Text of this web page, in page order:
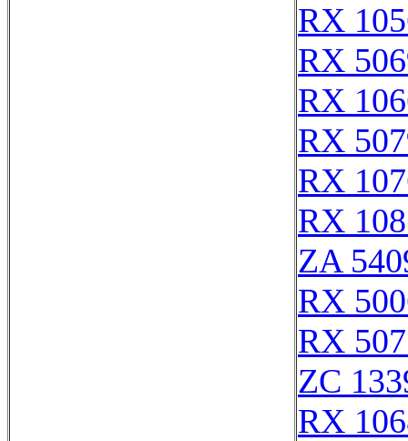
RX
RX
RX
RX
RX
RX
ZA
RX
RX
ZC
RX